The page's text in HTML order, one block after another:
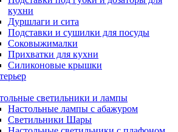
кухни
Дуршлаги и сита
Подставки и сушилки для посуды
Соковыжималки
Прихватки для кухни
Силиконовые крышки
светильники и лампы
Настольные лампы с абажуром
Светильники Шары